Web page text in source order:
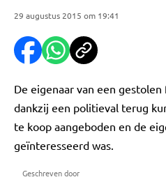
29 augustus 2015 om 19:41
De eigenaar van een
dankzij een politieval terug
te koop aangeboden en de
geïnteresseerd was.
Geschreven door